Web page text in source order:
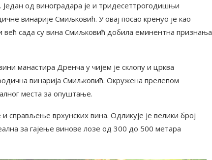
од виноградара је и тридесеттрогодишњи
винарије Смиљковић. У овај посао кренуо је као
већ сада су вина Смиљковић добила еминентна признања
манастира Дренча у чијем је склопу и црква
винарија Смиљковић. Окружена прелепом
места за опуштање.
справљење врхунских вина. Одликује је велики број
за гајење винове лозе од 300 до 500 метара